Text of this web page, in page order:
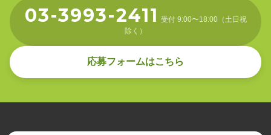
03-3993-2411 受付 9:00〜18:00（土日祝
除く）
応募フォームはこちら